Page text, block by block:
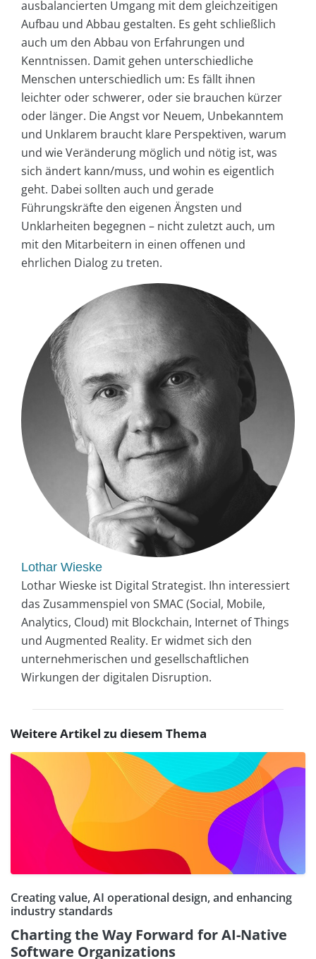
ausbalancierten Umgang mit dem gleichzeitigen
Aufbau und Abbau gestalten. Es geht schließlich
auch um den Abbau von Erfahrungen und
Kenntnissen. Damit gehen unterschiedliche
Menschen unterschiedlich um: Es fällt ihnen
leichter oder schwerer, oder sie brauchen kürzer
oder länger. Die Angst vor Neuem, Unbekanntem
und Unklarem braucht klare Perspektiven, warum
und wie Veränderung möglich und nötig ist, was
sich ändert kann/muss, und wohin es eigentlich
geht. Dabei sollten auch und gerade
Führungskräfte den eigenen Ängsten und
Unklarheiten begegnen – nicht zuletzt auch, um
mit den Mitarbeitern in einen offenen und
ehrlichen Dialog zu treten.
Lothar Wieske
Lothar Wieske ist Digital Strategist. Ihn interessiert
das Zusammenspiel von SMAC (Social, Mobile,
Analytics, Cloud) mit Blockchain, Internet of Things
und Augmented Reality. Er widmet sich den
unternehmerischen und gesellschaftlichen
Wirkungen der digitalen Disruption.
Weitere Artikel zu diesem Thema
Creating value, AI operational design, and enhancing
industry standards
Charting the Way Forward for AI-Native
Software Organizations